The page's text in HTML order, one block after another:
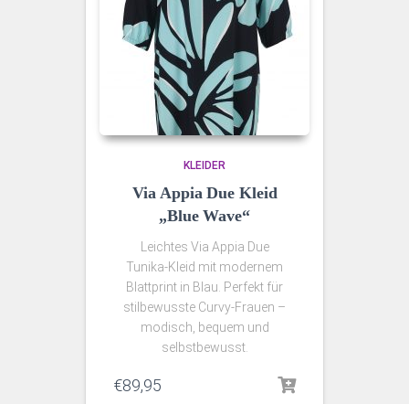
KLEIDER
Via Appia Due Kleid
„Blue Wave“
Leichtes Via Appia Due
Tunika‑Kleid mit modernem
Blattprint in Blau. Perfekt für
stilbewusste Curvy‑Frauen –
modisch, bequem und
selbstbewusst.
€89,95